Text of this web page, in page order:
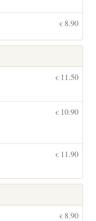
€ 8.90
€ 11.50
€ 10.90
€ 11.90
€ 8.90